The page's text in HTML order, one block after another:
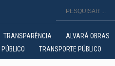
TRANSPARÊNCIA ALVARÁ OBRAS
TRANSPORTE PÚBLICO